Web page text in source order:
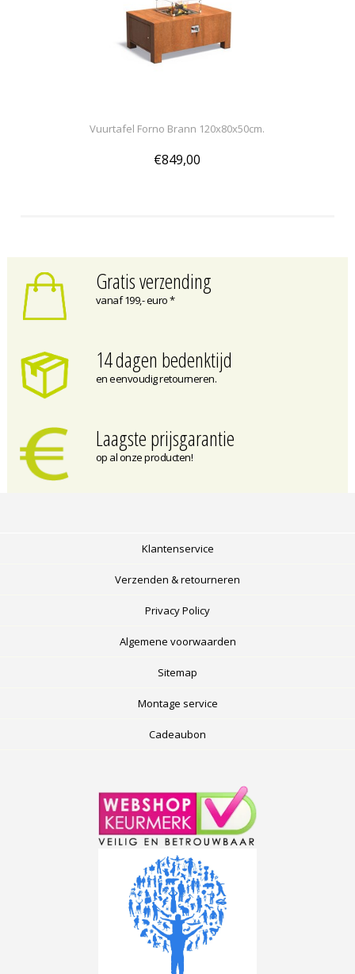
Vuurtafel Forno Brann 120x80x50cm.
€849,00
Gratis verzending
vanaf 199,- euro *
14 dagen bedenktijd
en eenvoudig retourneren.
Laagste prijsgarantie
op al onze producten!
Klantenservice
Verzenden & retourneren
Privacy Policy
Algemene voorwaarden
Sitemap
Montage service
Cadeaubon